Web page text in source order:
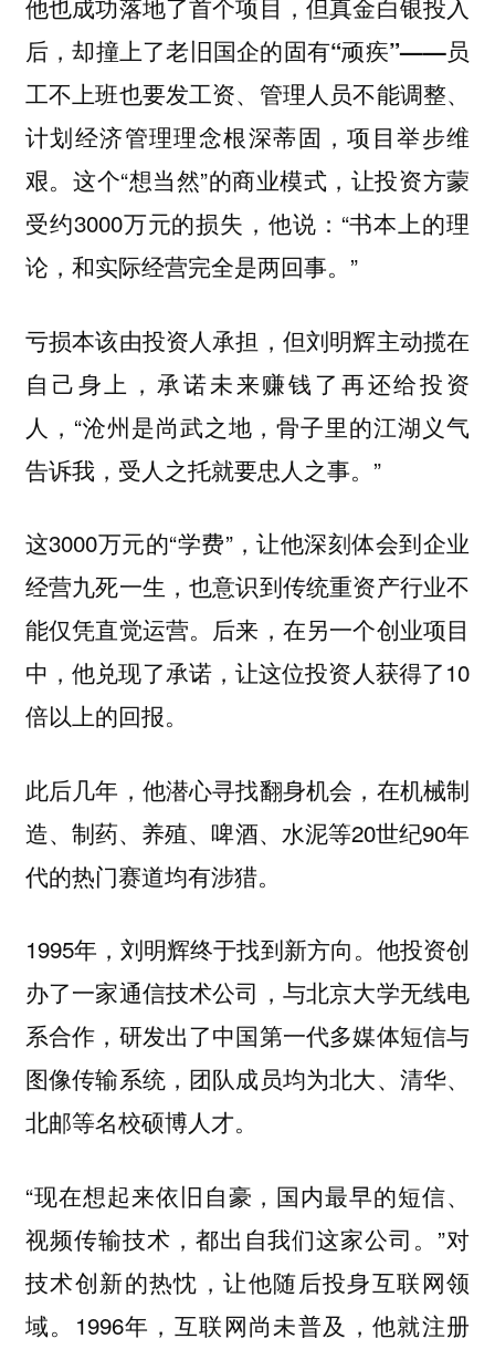
他也成功落地了首个项目，但真金白银投入
后，却撞上了老旧国企的固有“顽疾”——员
工不上班也要发工资、管理人员不能调整、
计划经济管理理念根深蒂固，项目举步维
艰。这个“想当然”的商业模式，让投资方蒙
受约3000万元的损失，他说：“书本上的理
论，和实际经营完全是两回事。”
亏损本该由投资人承担，但刘明辉主动揽在
自己身上，承诺未来赚钱了再还给投资
人，“沧州是尚武之地，骨子里的江湖义气
告诉我，受人之托就要忠人之事。”
这3000万元的“学费”，让他深刻体会到企业
经营九死一生，也意识到传统重资产行业不
能仅凭直觉运营。后来，在另一个创业项目
中，他兑现了承诺，让这位投资人获得了10
倍以上的回报。
此后几年，他潜心寻找翻身机会，在机械制
造、制药、养殖、啤酒、水泥等20世纪90年
代的热门赛道均有涉猎。
1995年，刘明辉终于找到新方向。他投资创
办了一家通信技术公司，与北京大学无线电
系合作，研发出了中国第一代多媒体短信与
图像传输系统，团队成员均为北大、清华、
北邮等名校硕博人才。
“现在想起来依旧自豪，国内最早的短信、
视频传输技术，都出自我们这家公司。”对
技术创新的热忱，让他随后投身互联网领
域。1996年，互联网尚未普及，他就注册